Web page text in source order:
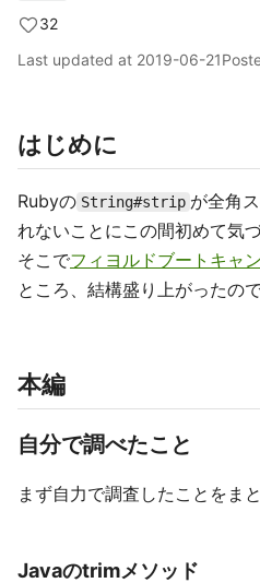
32
Last updated at 2019-06-21
はじめに
Rubyの String#strip が全角
れないことにこの間初めて気づ
そこでフィヨルドブートキャ
ところ、結構盛り上がったの
本編
自分で調べたこと
まず自力で調査したことをまと
Javaのtrimメソッド